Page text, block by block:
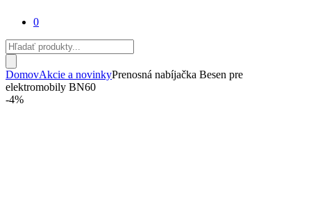
0
Products
search
DomovAkcie a novinkyPrenosná nabíjačka Besen pre
elektromobily BN60
-4%